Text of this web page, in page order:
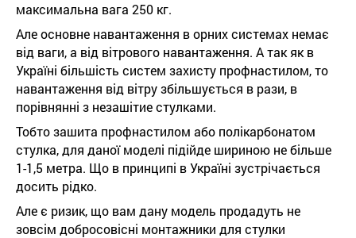
максимальна вага 250 кг.
Але основне навантаження в орних системах немає
від ваги, а від вітрового навантаження. А так як в
Україні більшість систем захисту профнастилом, то
навантаження від вітру збільшується в рази, в
порівнянні з незашітие стулками.
Тобто зашита профнастилом або полікарбонатом
стулка, для даної моделі підійде шириною не більше
1-1,5 метра. Що в принципі в Україні зустрічається
досить рідко.
Але є ризик, що вам дану модель продадуть не
зовсім добросовісні монтажники для стулки